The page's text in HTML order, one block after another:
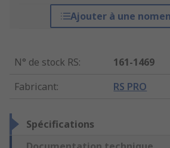
Ajouter à une
N° de stock RS:
161-1469
Fabricant: RS PRO
Spécifications